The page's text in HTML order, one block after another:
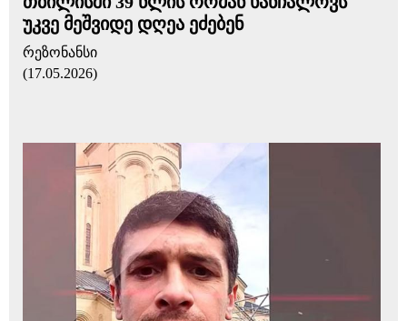
უკვე მეშვიდე დღეა ეძებენ
რეზონანსი
(17.05.2026)